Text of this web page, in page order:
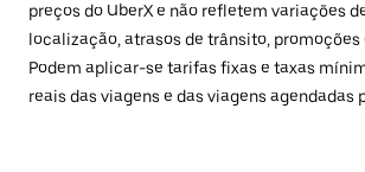
preços do UberX e não refletem variações
localização, atrasos de trânsito, promoções
Podem aplicar-se tarifas fixas e taxas
reais das viagens e das viagens agendadas